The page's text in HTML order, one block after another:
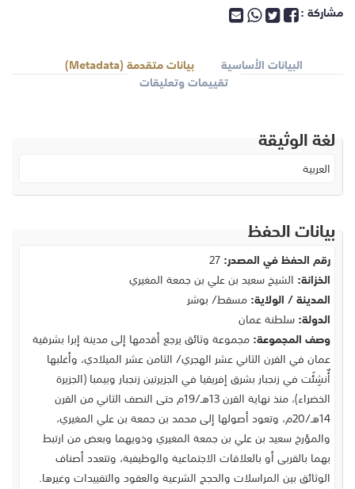
مشاركة :
البيانات الأساسية
بيانات متقدمة (Metadata)
تقييمات وتعليقات
لغة الوثيقة
العربية
بيانات الحفظ
رقم الحفظ في المصدر:27
الخزانة: الشيخ سعيد بن علي بن جمعة المغيري
المدينة / الولاية:مسقط/ بوشر
الدولة:سلطنة عمان
وصف المجموعة:
مجموعة وثائق يرجع أقدمها إلى مدينة إبرا بشرقية
عمان في القرن الثاني عشر الهجري/ الثامن عشر الميلادي، وأغلبها
أٌنشِئَت في زنجبار بشرق إفريقيا في الجزيرتين زنجبار وبيمبا (الجزيرة
الخضراء)، منذ نهاية القرن 13هـ/19م حتى النصف الثاني من القرن
14هـ/20م، وتعود أصولها إلى محمد بن جمعة بن علي المغيري،
والمؤرخ سعيد بن علي بن جمعة المغيري وذويهما وبعض من ارتبط
بهما بالقربى أو بالعلاقات الاجتماعية والوظيفية، وتتعدد أصناف
الوثائق بين المراسلات والحجج الشرعية والعقود والتقييدات وغيرها.